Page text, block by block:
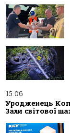
15:06
Уродженець
Зали світової